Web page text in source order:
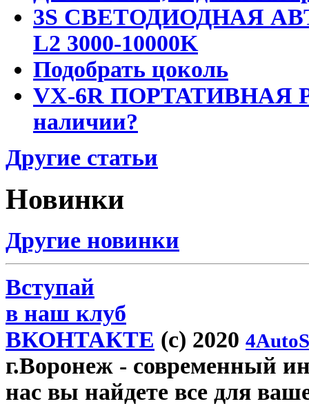
3S СВЕТОДИОДНАЯ
L2 3000-10000K
Подобрать цоколь
VX-6R ПОРТАТИВНАЯ
наличии?
Другие статьи
Новинки
Другие новинки
Вступай
в наш клуб
ВКОНТАКТЕ (c) 2020
г.Воронеж - современный
нас вы найдете все для